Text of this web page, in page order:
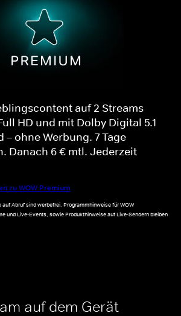
auf 2 Streams
HD und mit Dolby Digital 5.1
– ohne Werbung. 7 Tage
Danach 6 € mtl. Jederzeit
zu WOW Premium
auf Abruf sind werbefrei. Programmhinweise für WOW
und Live-Events, sowie Produkthinweise auf Live-Sendern bleiben
auf dem Gerät